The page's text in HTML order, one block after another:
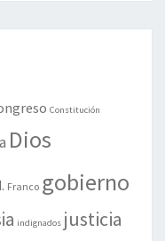
Constitución
Dios
Franco gobierno
indignados justicia